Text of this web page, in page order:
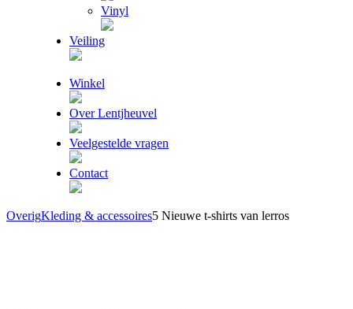
Vinyl
Veiling
Winkel
Over Lentjheuvel
Veelgestelde vragen
Contact
OverigKleding & accessoires5 Nieuwe t-shirts van lerros